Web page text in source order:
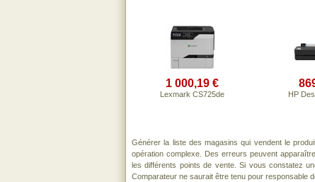
1 000,19 €
Lexmark CS725de HP
Générer la liste des magasins qui vendent le
opération complexe. Des erreurs peuvent
les différents points de vente. Si vous constatez
Comparateur ne saurait être tenu pour responsable